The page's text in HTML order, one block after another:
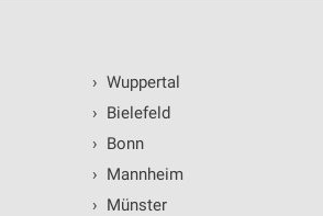
› Wuppertal
› Bielefeld
› Bonn
› Mannheim
› Münster